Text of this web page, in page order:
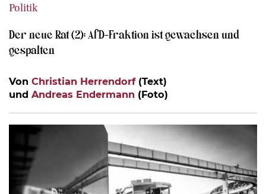
Politik
Der neue Rat (2): AfD-Fraktion ist gewachsen und
gespalten
Von Christian Herrendorf(Text)
und Andreas Endermann (Foto)